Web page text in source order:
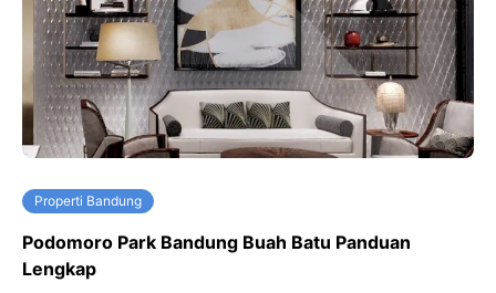
Properti Bandung
Podomoro Park Bandung Buah Batu Panduan
Lengkap